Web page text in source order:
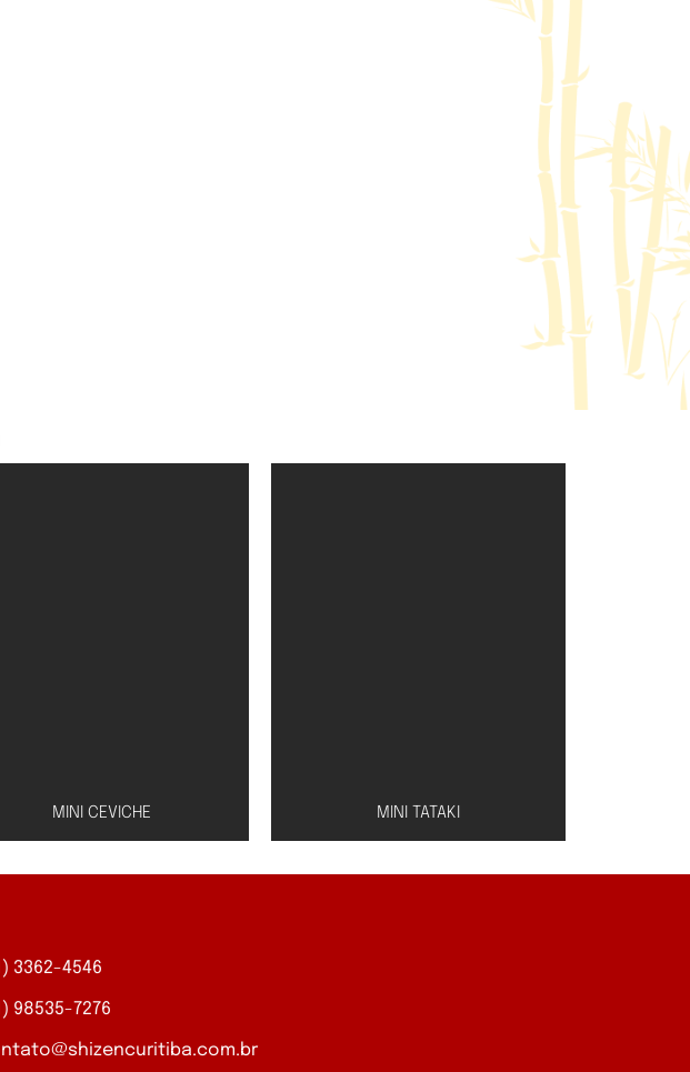
MINI CEVICHE
Peixe à escolha (salmão,
molho especial de limão
MINI TATAKI
3362-4546
98535-7276